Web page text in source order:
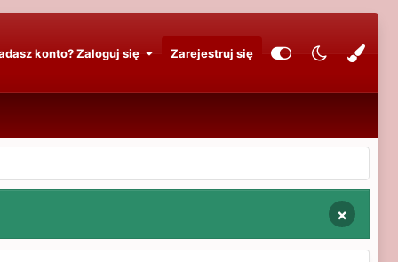
konto? Zaloguj się Zarejestruj się
×